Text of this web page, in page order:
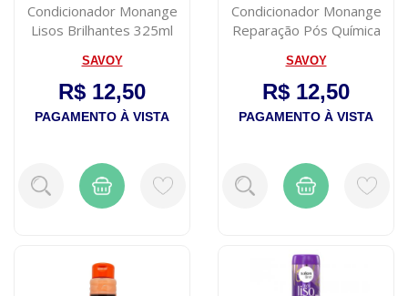
Condicionador Monange
Lisos Brilhantes 325ml
SAVOY
R$ 12,50
PAGAMENTO À VISTA
Condicionador Monange
Reparação Pós Química
SAVOY
R$ 12,50
PAGAMENTO À VISTA